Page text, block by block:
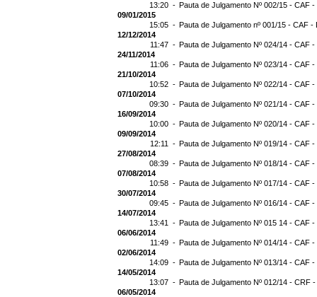
13:20 - Pauta de Julgamento Nº 002/15 - CAF
09/01/2015
15:05 - Pauta de Julgamento nº 001/15 - CAF -
12/12/2014
11:47 - Pauta de Julgamento Nº 024/14 - CAF
24/11/2014
11:06 - Pauta de Julgamento Nº 023/14 - CAF -
21/10/2014
10:52 - Pauta de Julgamento Nº 022/14 - CAF
07/10/2014
09:30 - Pauta de Julgamento Nº 021/14 - CAF
16/09/2014
10:00 - Pauta de Julgamento Nº 020/14 - CAF
09/09/2014
12:11 - Pauta de Julgamento Nº 019/14 - CAF
27/08/2014
08:39 - Pauta de Julgamento Nº 018/14 - CAF
07/08/2014
10:58 - Pauta de Julgamento Nº 017/14 - CAF -
30/07/2014
09:45 - Pauta de Julgamento Nº 016/14 - CAF
14/07/2014
13:41 - Pauta de Julgamento Nº 015 14 - CAF
06/06/2014
11:49 - Pauta de Julgamento Nº 014/14 - CAF -
02/06/2014
14:09 - Pauta de Julgamento Nº 013/14 - CAF
14/05/2014
13:07 - Pauta de Julgamento Nº 012/14 - CRF
06/05/2014